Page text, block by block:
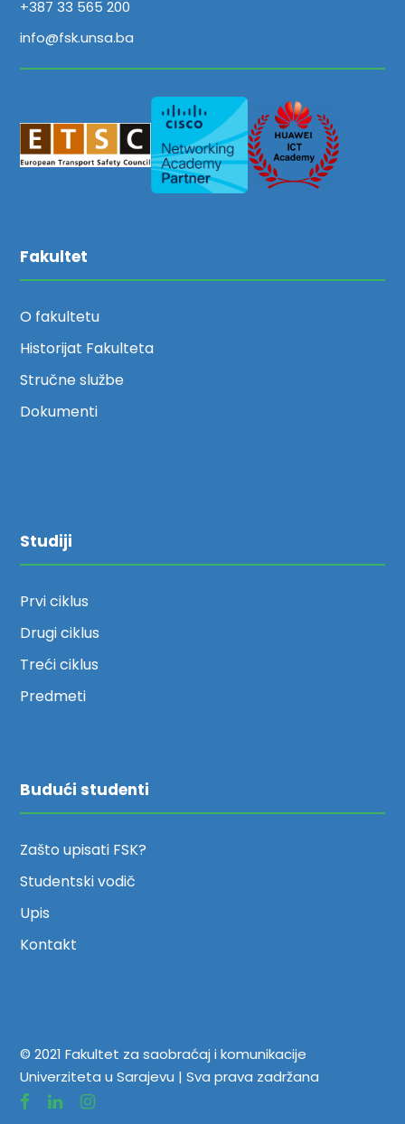
+387 33 565 200
info@fsk.unsa.ba
Fakultet
O fakultetu
Historijat Fakulteta
Stručne službe
Dokumenti
Studiji
Prvi ciklus
Drugi ciklus
Treći ciklus
Predmeti
Budući studenti
Zašto upisati FSK?
Studentski vodič
Upis
Kontakt
© 2021 Fakultet za saobraćaj i komunikacije
Univerziteta u Sarajevu | Sva prava zadržana